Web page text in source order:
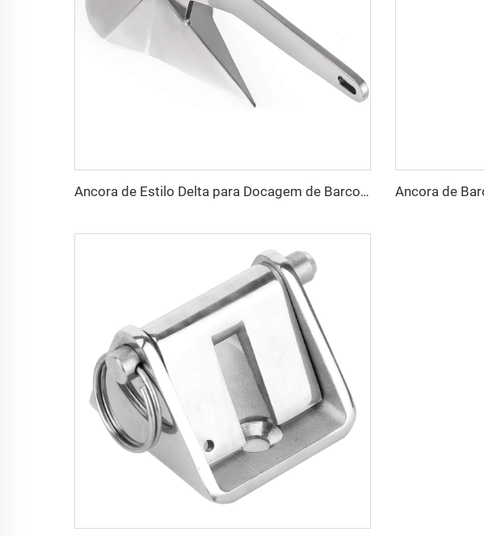
Ancora de Estilo Delta para Docagem de Barco de Aço Inoxidável Marítimo Grau 316